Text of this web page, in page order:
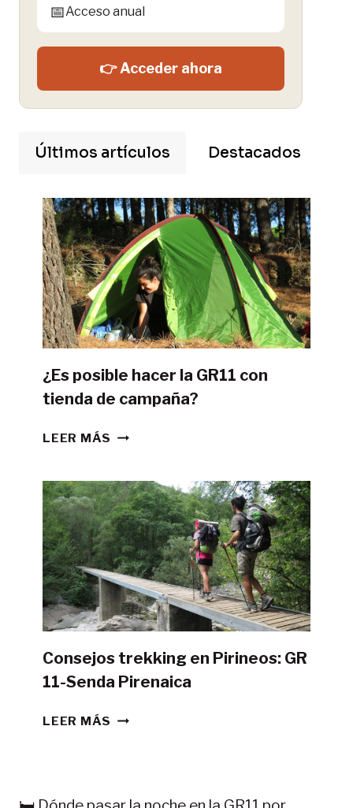
📅Acceso anual
👉 Acceder ahora
Últimos artículos Destacados
¿Es posible hacer la GR11 con
tienda de campaña?
LEER MÁS ¿ES
LA
GR11
CON
TIENDA
DE
CAMPAÑA?
Consejos trekking en Pirineos: GR
11-Senda Pirenaica
LEER MÁS CONSEJOS